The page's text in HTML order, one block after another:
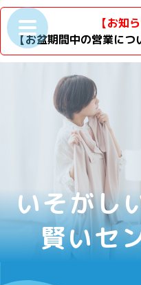
【お知
【お盆期間中の営業につ
いそがし
賢いセ